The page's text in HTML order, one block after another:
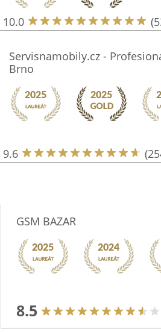
10.0
Servisnamobily.cz -
Brno
9.6
GSM BAZAR
8.5